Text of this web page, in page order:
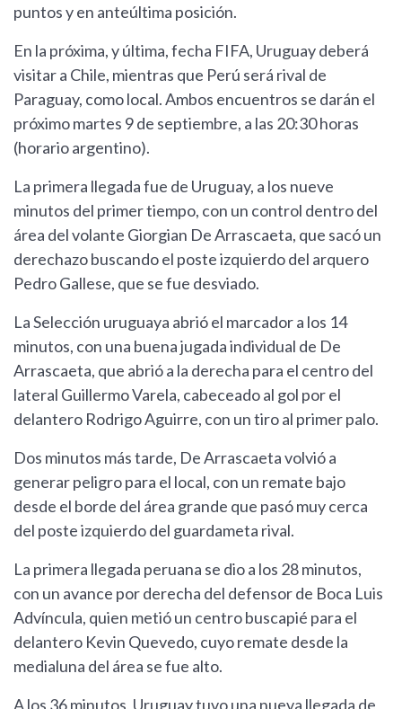
puntos y en anteúltima posición.
En la próxima, y última, fecha FIFA, Uruguay deberá
visitar a Chile, mientras que Perú será rival de
Paraguay, como local. Ambos encuentros se darán el
próximo martes 9 de septiembre, a las 20:30 horas
(horario argentino).
La primera llegada fue de Uruguay, a los nueve
minutos del primer tiempo, con un control dentro del
área del volante Giorgian De Arrascaeta, que sacó un
derechazo buscando el poste izquierdo del arquero
Pedro Gallese, que se fue desviado.
La Selección uruguaya abrió el marcador a los 14
minutos, con una buena jugada individual de De
Arrascaeta, que abrió a la derecha para el centro del
lateral Guillermo Varela, cabeceado al gol por el
delantero Rodrigo Aguirre, con un tiro al primer palo.
Dos minutos más tarde, De Arrascaeta volvió a
generar peligro para el local, con un remate bajo
desde el borde del área grande que pasó muy cerca
del poste izquierdo del guardameta rival.
La primera llegada peruana se dio a los 28 minutos,
con un avance por derecha del defensor de Boca Luis
Advíncula, quien metió un centro buscapié para el
delantero Kevin Quevedo, cuyo remate desde la
medialuna del área se fue alto.
A los 36 minutos, Uruguay tuvo una nueva llegada de